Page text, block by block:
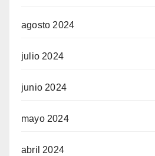
agosto 2024
julio 2024
junio 2024
mayo 2024
abril 2024